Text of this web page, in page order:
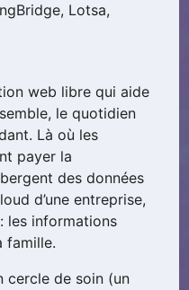
Lotsa,
web libre qui aide
le quotidien
Là où les
payer la
des données
d’une entreprise,
les informations
famille.
cercle de soin (un